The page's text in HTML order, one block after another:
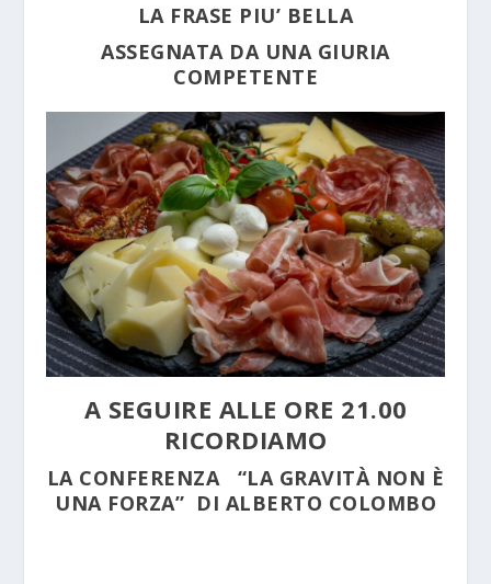
LA FRASE PIU’ BELLA
ASSEGNATA DA UNA GIURIA
COMPETENTE
A SEGUIRE ALLE ORE 21.00
RICORDIAMO
LA CONFERENZA “LA GRAVITÀ NON È
UNA FORZA” DI ALBERTO COLOMBO